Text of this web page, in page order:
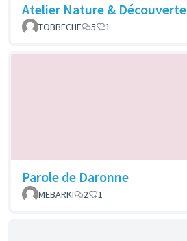
Atelier Nature & Découverte
TOBBECHE
5 1
Parole de Daronne
MEBARKI
2 1